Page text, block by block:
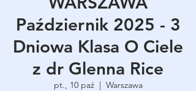
Październik 2025 - 3
Dniowa Klasa O Ciele
z dr Glenna Rice
pt., 10 paź
  |
Warszawa